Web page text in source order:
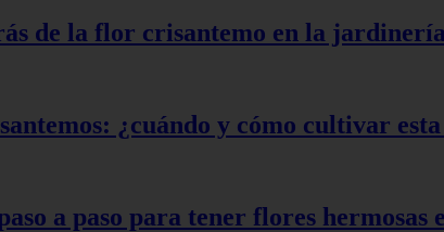
de la flor crisantemo en la
¿cuándo y cómo cultivar
a paso para tener flores hermosas